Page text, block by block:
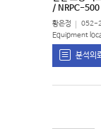
/ NRPC-500
황은정 052-
Equipment
분석의